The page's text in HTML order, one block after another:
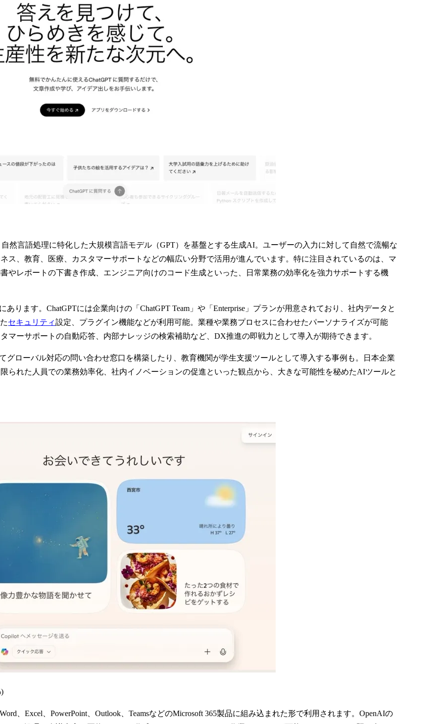
然言語処理に特化した大規模言語モデル（GPT）を基盤とする生成AI。ユーザーの入力に対して自然で流暢な
ス、教育、医療、カスタマーサポートなどの幅広い分野で活用が進んでいます。特に注目されているのは、マ
やレポートの下書き作成、エンジニア向けのコード生成といった、日常業務の効率化を強力サポートする機
ります。ChatGPTには企業向けの「ChatGPT Team」や「Enterprise」プランが用意されており、社内データと
セキュリティ設定、プラグイン機能などが利用可能。業種や業務プロセスに合わせたパーソナライズが可能
マーサポートの自動応答、内部ナレッジの検索補助など、DX推進の即戦力として導入が期待できます。
グローバル対応の問い合わせ窓口を構築したり、教育機関が学生支援ツールとして導入する事例も。日本企業
られた人員での業務効率化、社内イノベーションの促進といった観点から、大きな可能性を秘めたAIツールと
、Excel、PowerPoint、Outlook、TeamsなどのMicrosoft 365製品に組み込まれた形で利用されます。OpenAIの